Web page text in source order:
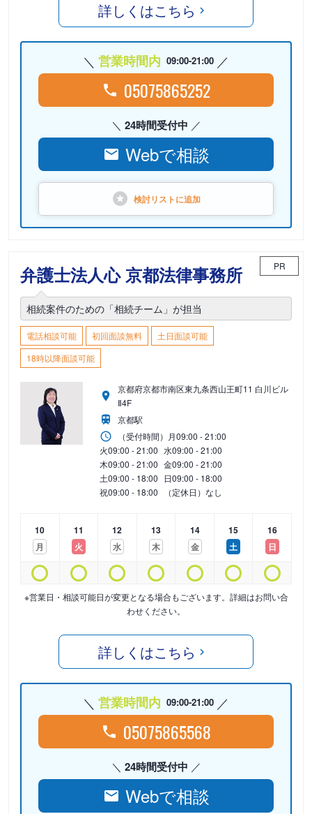
詳しくはこちら
営業時間内 09:00-21:00
05075865252
24時間受付中
Webで相談
検討リストに追加
弁護士法人心 京都法律事務所 PR
相続案件のための「相続チーム」が担当
電話相談可能 初回面談無料
土日面談可能
18時以降面談可能
京都府京都市南区東九条西山王町11 白川ビル
Ⅱ4F
京都駅
（受付時間） 月09:00 - 21:00
火09:00 - 21:00 水09:00 - 21:00
木09:00 - 21:00 金09:00 - 21:00
土09:00 - 18:00 日09:00 - 18:00
祝09:00 - 18:00 （定休日）なし
10
月
11
火
12
水
13
木
14
金
15
土
16
日
※営業日・相談可能日が変更となる場合もございます。詳細はお問い合
わせください。
詳しくはこちら
営業時間内 09:00-21:00
05075865568
24時間受付中
Webで相談